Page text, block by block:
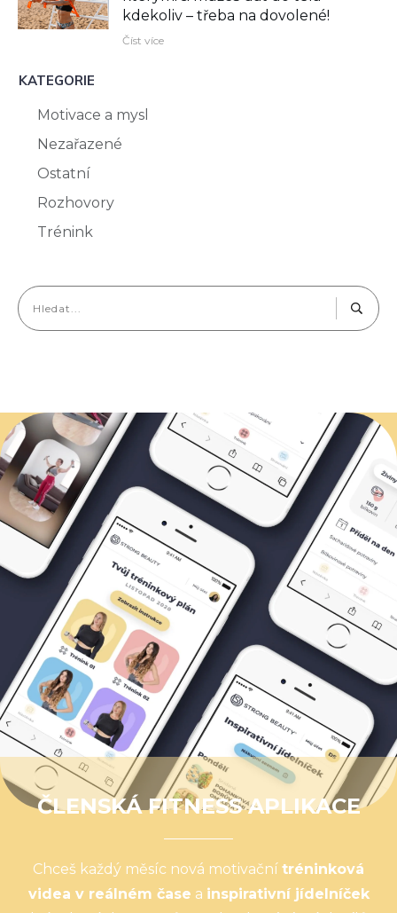
kdekoliv –⁠ třeba na dovolené!
Číst více
KATEGORIE
Motivace a mysl
Nezařazené
Ostatní
Rozhovory
Trénink
ČLENSKÁ FITNESS APLIKACE
Chceš každý měsíc nová motivační tréninková
videa v reálném čase a inspirativní jídelníček